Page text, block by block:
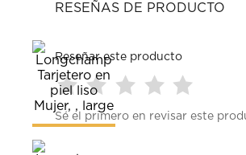
RESEÑAS DE PRODUCTO
Reseñar este producto
Seleccionar
para
Seleccionar
para
Seleccionar
paraparapara
Sé el primero en revisar este